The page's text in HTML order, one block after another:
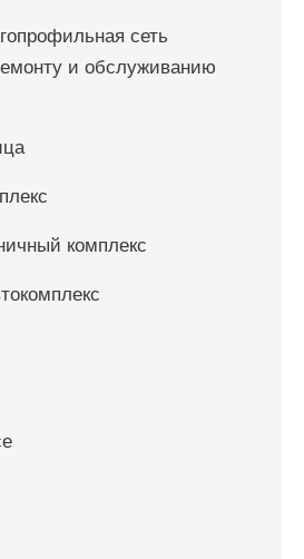
сеть
и обслуживанию
комплекс